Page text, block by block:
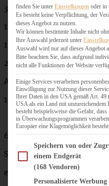
300 g Mehl
150 g brauner Zucker
1 Päckchen Bourbon-
2 TL Backpulver
Abrieb einer halben Bio-
1/2 TL Zimtpulver
6 Äpfel
Saft einer Zitrone
etwas Apfelsaft
finden Sie unter Einstellungen oder in
Es besteht keine Verpflichtung, der
dieses Angebot zu nutzen.
Wir können bestimmte Inhalte nicht
Ihre Auswahl jederzeit unter
Auswahl wird nur auf dieses Angebot
Bitte beachten Sie, dass aufgrund
nicht alle Funktionen der Website
Einige Services verarbeiten
Einwilligung zur Nutzung dieser
Ihrer Daten in den USA gemäß Art.
USA als ein Land mit unzureichendem
besteht beispielsweise die Gefahr,
in Überwachungsprogrammen
Europäer eine Klagemöglichkeit besteht.
Im Folgenden finden Sie eine Liste
Speichern von oder
einem Endgerät
(168 Vendoren)
Personalisierte